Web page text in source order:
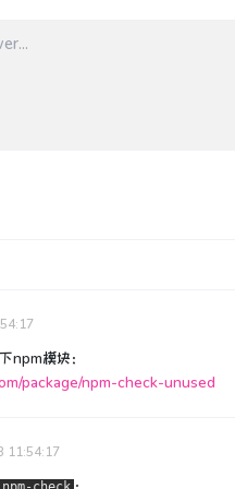
npm模块：
package/npm-check-unused
11:54:17